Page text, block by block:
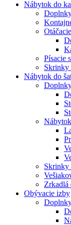
Nábytok do
Písacie
Skrinky
Nábytok do
Skrinky
Zrkadlá
Obývacie izby